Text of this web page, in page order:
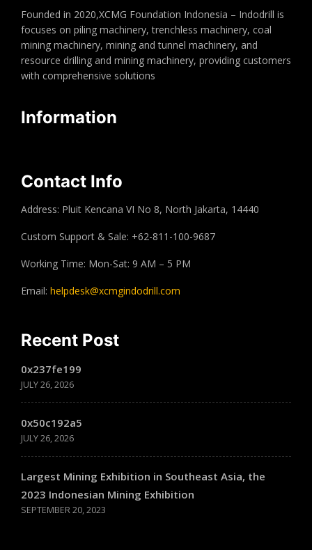
Founded in 2020,XCMG Foundation Indonesia – Indodrill is
focuses on piling machinery, trenchless machinery, coal
mining machinery, mining and tunnel machinery, and
resource drilling and mining machinery, providing customers
with comprehensive solutions
Information
Contact Info
Address: Pluit Kencana VI No 8, North Jakarta, 14440
Custom Support & Sale: +62-811-100-9687
Working Time: Mon-Sat: 9 AM – 5 PM
Email: helpdesk@xcmgindodrill.com
Recent Post
0x237fe199
JULY 26, 2026
0x50c192a5
JULY 26, 2026
Largest Mining Exhibition in Southeast Asia, the
2023 Indonesian Mining Exhibition
SEPTEMBER 20, 2023